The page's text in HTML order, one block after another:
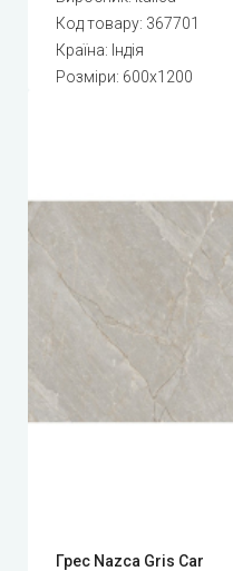
Код товару: 367701
Країна: Індія
Розміри: 600x1200
Грес Nazca Gris Car